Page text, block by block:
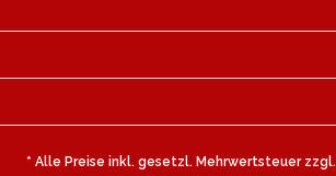
* Alle Preise inkl. gesetzl. Mehrwertsteuer zzgl.